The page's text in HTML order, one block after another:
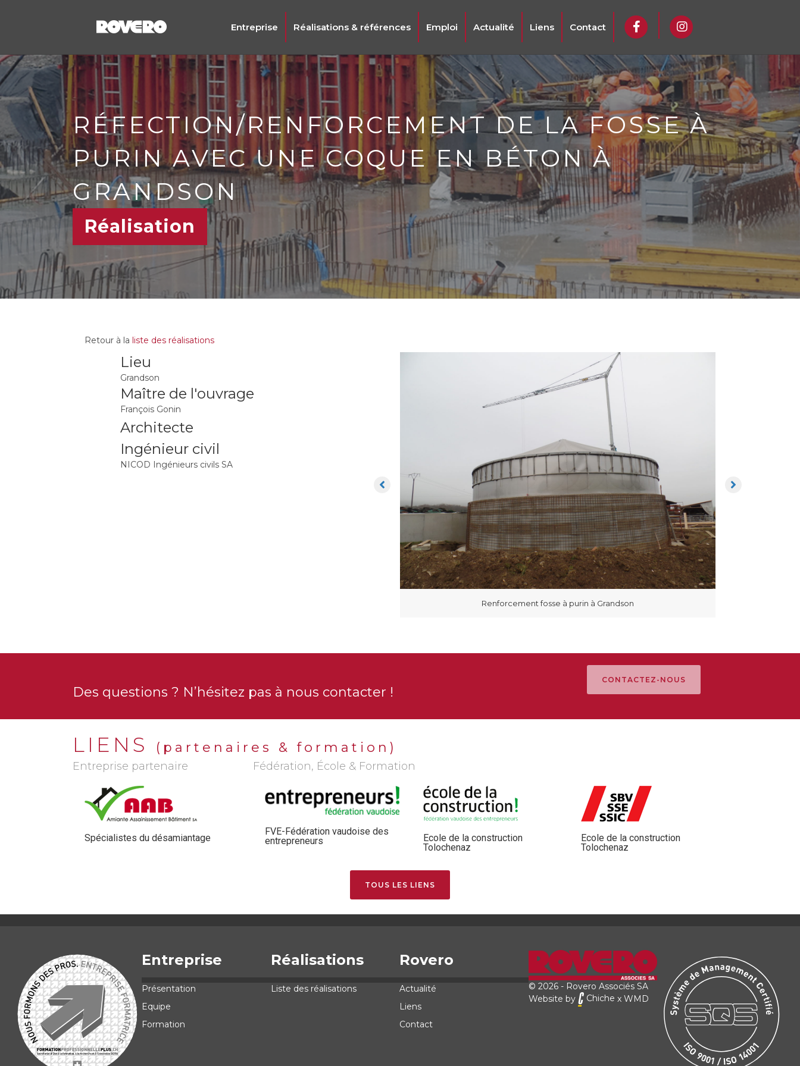
Entreprise Réalisations & références Emploi Actualité Liens Contact
RÉFECTION/RENFORCEMENT DE LA FOSSE À
PURIN AVEC UNE COQUE EN BÉTON À
GRANDSON
Réalisation
Retour à la liste des réalisations
Lieu
Grandson
Maître de l'ouvrage
François Gonin
Architecte
Ingénieur civil
NICOD Ingénieurs civils SA
Renforcement fosse à purin à Grandson
Des questions ? N’hésitez pas à nous contacter !
CONTACTEZ-NOUS
LIENS (partenaires & formation)
Entreprise partenaire
Spécialistes du désamiantage
Fédération, École & Formation
FVE-Fédération vaudoise des
entrepreneurs
Ecole de la construction
Tolochenaz
Ecole de la construction
Tolochenaz
TOUS LES LIENS
Entreprise
Présentation
Equipe
Formation
Réalisations
Liste des réalisations
Rovero
Actualité
Liens
Contact
© 2026 - Rovero Associés SA
Website by
Chiche x WMD